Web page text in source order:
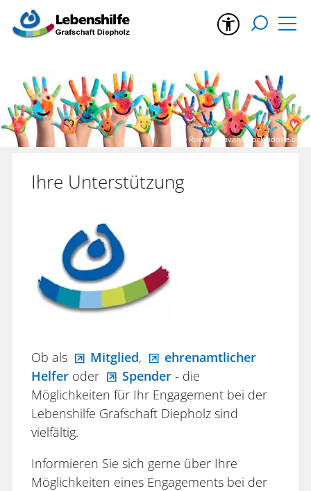
© Romolo Tavani/stock.adobe.com
Ihre Unterstützung
Ob als Mitglied,
ehrenamtlicher
Helfer oder Spender - die
Möglichkeiten für Ihr Engagement bei der
Lebenshilfe Grafschaft Diepholz sind
vielfältig.
Informieren Sie sich gerne über Ihre
Möglichkeiten eines Engagements bei der